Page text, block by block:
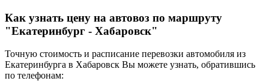
Как узнать цену на автовоз по маршруту
"Екатеринбург - Хабаровск"
Точную стоимость и расписание перевозки автомобиля из
Екатеринбурга в Хабаровск Вы можете узнать, обратившись
по телефонам: